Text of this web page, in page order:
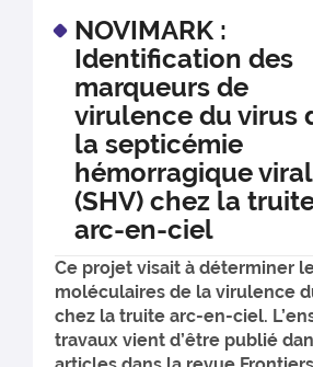
NOVIMARK :
Identification des
marqueurs de
virulence du virus
la septicémie
hémorragique
(SHV) chez la
arc-en-ciel
Ce projet visait à déterminer
moléculaires de la virulence
chez la truite arc-en-ciel.
travaux vient d’être publié